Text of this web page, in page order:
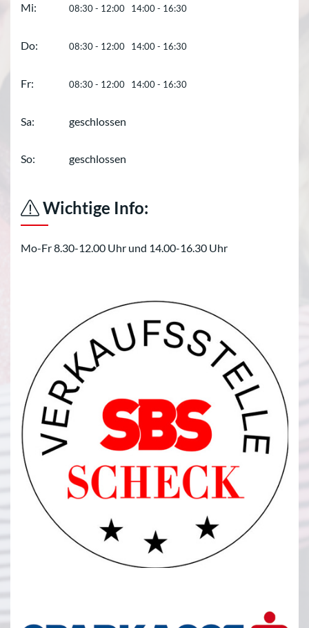
Mi: 08:30 - 12:00 14:00 - 16:30
Do: 08:30 - 12:00 14:00 - 16:30
Fr: 08:30 - 12:00 14:00 - 16:30
Sa: geschlossen
So: geschlossen
Wichtige Info:
Mo-Fr 8.30-12.00 Uhr und 14.00-16.30 Uhr